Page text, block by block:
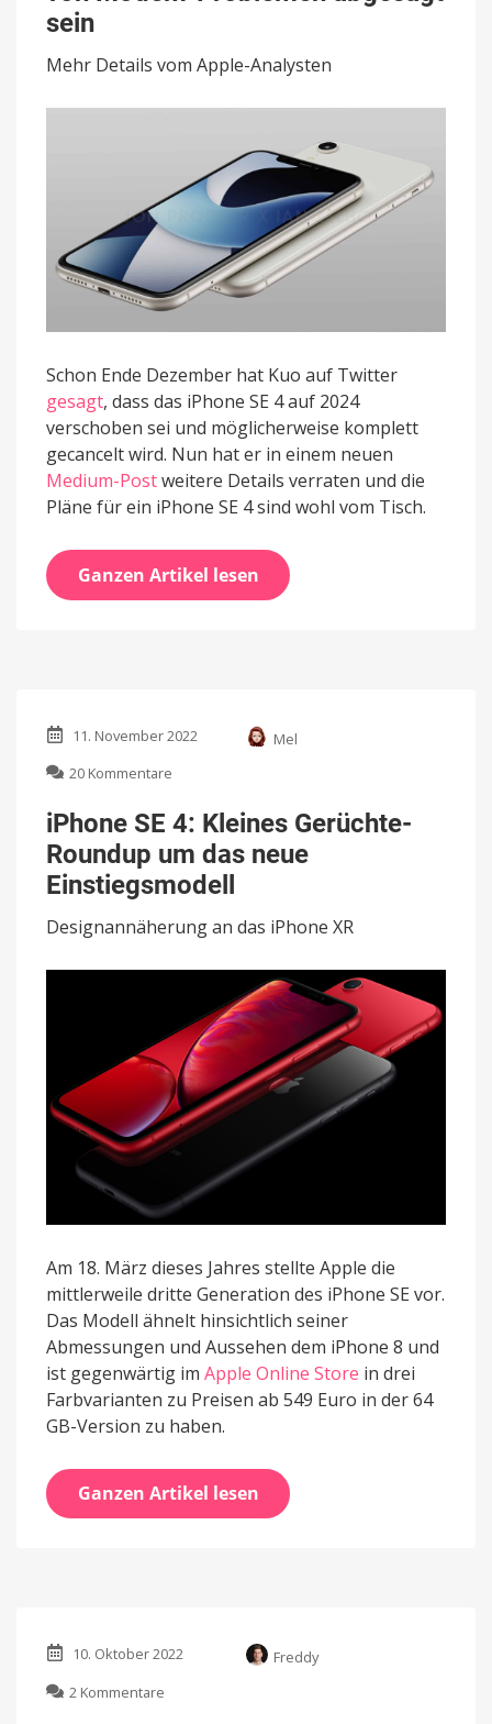
von
Modem-
sein
Mehr Details vom Apple-Analysten
Schon Ende Dezember hat Kuo auf Twitter
gesagt, dass das iPhone SE 4 auf 2024
verschoben sei und möglicherweise komplett
gecancelt wird. Nun hat er in einem neuen
Medium-Postweitere Details verraten und die
Pläne für ein iPhone SE 4 sind wohl vom Tisch.
Ganzen Artikel lesen
11. November 2022
Mel
20 Kommentare
SE
4:
Kleines
Gerüchte-
Roundup
um
das
Einstiegsmodell
iPhone SE 4: Kleines Gerüchte-
Roundup um das neue
Einstiegsmodell
Designannäherung an das iPhone XR
Am 18. März dieses Jahres stellte Apple die
mittlerweile dritte Generation des iPhone SE vor.
Das Modell ähnelt hinsichtlich seiner
Abmessungen und Aussehen dem iPhone 8 und
ist gegenwärtig im Apple Online Store in drei
Farbvarianten zu Preisen ab 549 Euro in der 64
GB-Version zu haben.
Ganzen Artikel lesen
10. Oktober 2022
Freddy
2 Kommentare